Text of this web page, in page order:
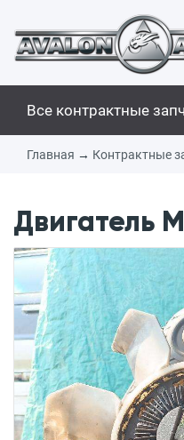
Все контрактные
Главная → Контрактные
Двигатель